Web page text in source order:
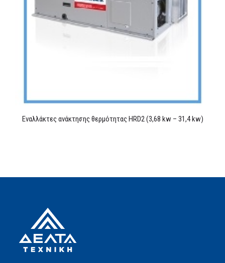
Εναλλάκτες ανάκτησης θερμότητας HRD2 (3,68 kw – 31,4 kw)